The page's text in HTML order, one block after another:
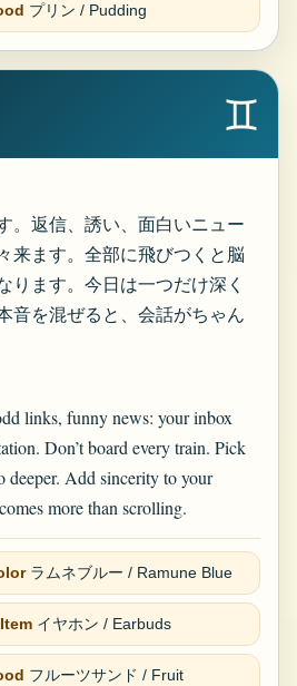
プリン / Pudding
♊
。返信、誘い、面白いニュー
来ます。全部に飛びつくと脳
ります。今日は一つだけ深く
音を混ぜると、会話がちゃん
links, funny news: your inbox
Don’t board every train. Pick
deeper. Add sincerity to your
more than scrolling.
ラムネブルー / Ramune Blue
イヤホン / Earbuds
フルーツサンド / Fruit